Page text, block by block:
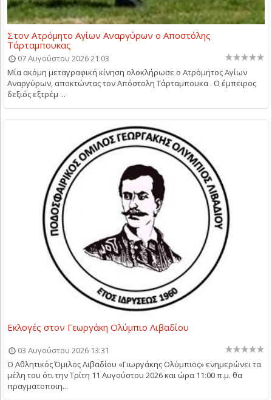
Στον Ατρόμητο Αγίων Αναργύρων ο Αποστόλης
Τάρταμπουκας
07 Αυγούστου 2026 21:03
Μία ακόμη μεταγραφική κίνηση ολοκλήρωσε ο Ατρόμητος Αγίων
Αναργύρων, αποκτώντας τον Απόστολη Τάρταμπουκα . Ο έμπειρος
δεξιός εξτρέμ ...
Εκλογές στον Γεωργάκη Ολύμπιο Λιβαδίου
03 Αυγούστου 2026 13:31
Ο Αθλητικός Όμιλος Λιβαδίου «Γιωργάκης Ολύμπιος» ενημερώνει τα
μέλη του ότι την Τρίτη 11 Αυγούστου 2026 και ώρα 11:00 π.μ. θα
πραγματοποιη...